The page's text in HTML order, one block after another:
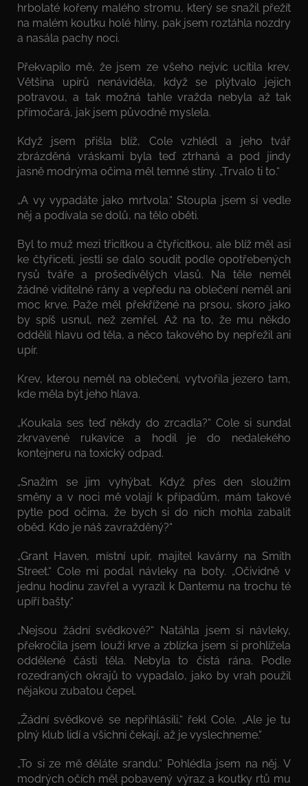
hrbolaté kořeny malého stromu, který se snažil přežít
na malém koutku holé hlíny, pak jsem roztáhla nozdry
a nasála pachy noci.
Překvapilo mě, že jsem ze všeho nejvíc ucítila krev.
Většina upírů nenáviděla, když se plýtvalo jejich
potravou, a tak možná tahle vražda nebyla až tak
přímočará, jak jsem původně myslela.
Když jsem přišla blíž, Cole vzhlédl a jeho tvář
zbrázděná vráskami byla teď ztrhaná a pod jindy
jasně modrýma očima měl temné stíny. „Trvalo ti to.“
„A vy vypadáte jako mrtvola.“ Stoupla jsem si vedle
něj a podívala se dolů, na tělo oběti.
Byl to muž mezi třicítkou a čtyřicítkou, ale blíž měl asi
ke čtyřiceti, jestli se dalo soudit podle opotřebených
rysů tváře a prošedivělých vlasů. Na těle neměl
žádné viditelné rány a vepředu na oblečení neměl ani
moc krve. Paže měl překřížené na prsou, skoro jako
by spíš usnul, než zemřel. Až na to, že mu někdo
oddělil hlavu od těla, a něco takového by nepřežil ani
upír.
Krev, kterou neměl na oblečení, vytvořila jezero tam,
kde měla být jeho hlava.
„Koukala ses teď někdy do zrcadla?“ Cole si sundal
zkrvavené rukavice a hodil je do nedalekého
kontejneru na toxický odpad.
„Snažím se jim vyhýbat. Když přes den sloužím
směny a v noci mě volají k případům, mám takové
pytle pod očima, že bych si do nich mohla zabalit
oběd. Kdo je náš zavražděný?“
„Grant Haven, místní upír, majitel kavárny na Smith
Street.“ Cole mi podal návleky na boty. „Očividně v
jednu hodinu zavřel a vyrazil k Dantemu na trochu té
upíří bašty.“
„Nejsou žádní svědkové?“ Natáhla jsem si návleky,
překročila jsem louži krve a zblízka jsem si prohlížela
oddělené části těla. Nebyla to čistá rána. Podle
rozedraných okrajů to vypadalo, jako by vrah použil
nějakou zubatou čepel.
„Žádní svědkové se nepřihlásili,“ řekl Cole. „Ale je tu
plný klub lidí a všichni čekají, až je vyslechneme.“
„To si ze mě děláte srandu.“ Pohlédla jsem na něj. V
modrých očích měl pobavený výraz a koutky rtů mu